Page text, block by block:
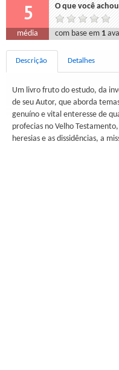
5 O que você
média com base em 1
Descrição Detalhes
Um livro fruto do estudo, da
de seu Autor, que aborda
genuíno e vital enteresse de
profecias no Velho
heresias e as dissidências, a